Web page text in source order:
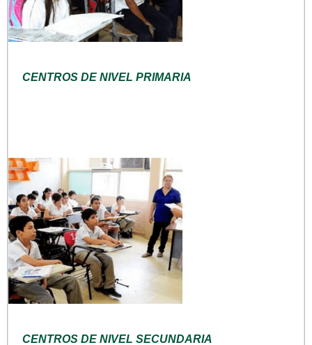
CENTROS DE NIVEL PRIMARIA
CENTROS DE NIVEL SECUNDARIA